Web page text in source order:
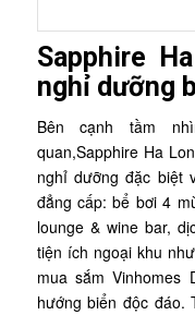
Sapphire
nghỉ dưỡng
Bên cạnh tầm
quan,Sapphire Ha
nghỉ dưỡng đặc biệt
đẳng cấp: bể bơi 4
lounge & wine bar,
tiện ích ngoại khu
mua sắm Vinhomes
hướng biển độc đáo.